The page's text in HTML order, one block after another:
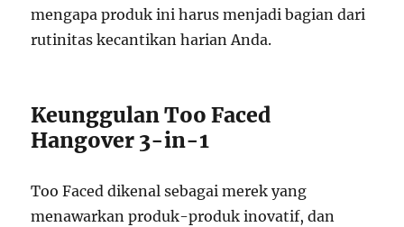
mengapa produk ini harus menjadi bagian dari
rutinitas kecantikan harian Anda.
Keunggulan Too Faced
Hangover 3-in-1
Too Faced dikenal sebagai merek yang
menawarkan produk-produk inovatif, dan